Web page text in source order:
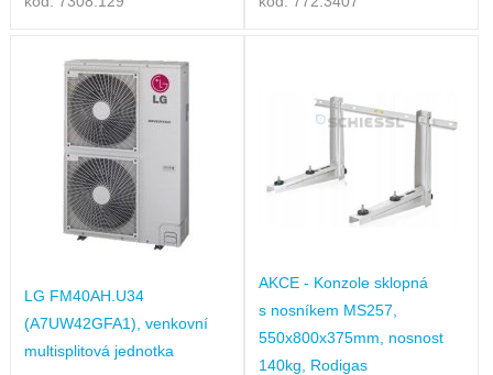
LG FM40AH.U34
(A7UW42GFA1), venkovní
multisplitová jednotka
AKCE - Konzole sklopná
s nosníkem MS257,
550x800x375mm, nosnost
140kg, Rodigas